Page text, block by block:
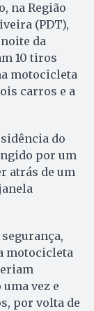
na Região
(PDT),
da
10 tiros
motocicleta
carros e a
do
por um
atrás de um
motocicleta
vez e
por volta de